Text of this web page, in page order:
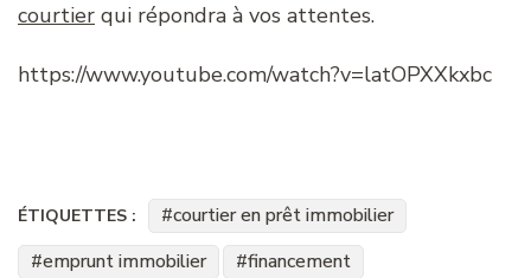
courtier qui répondra à vos attentes.
https://www.youtube.com/watch?v=latOPXXkxbc
ÉTIQUETTES :
courtier en prêt immobilier
emprunt immobilier
financement